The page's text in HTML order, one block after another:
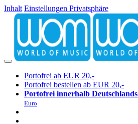
Inhalt Einstellungen Privatsphäre
Portofrei ab EUR 20,-
Portofrei bestellen ab EUR 20,-
Portofrei innerhalb Deutschlands
Euro